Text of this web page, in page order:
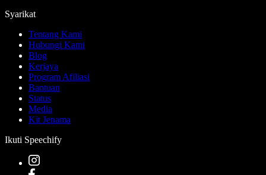
Syarikat
Tentang Kami
Hubungi Kami
Blog
Kerjaya
Program Afiliasi
Bantuan
Status
Media
Kit Jenama
Ikuti Speechify